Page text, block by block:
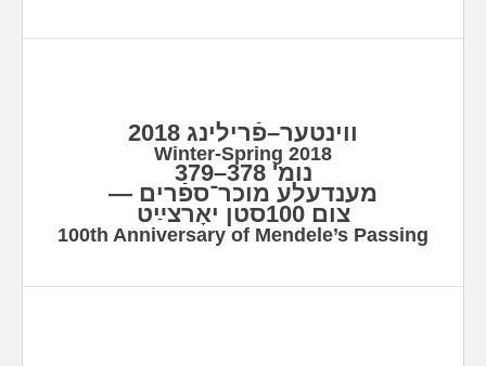
ווינטער–פֿרילינג 2018
Winter-Spring 2018
נומ' 378–379
מענדעלע מוכר־ספֿרים —
צום 100סטן יאָרצײַט
100th Anniversary of Mendele’s Passing